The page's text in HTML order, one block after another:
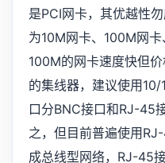
是PCI网卡，其优越性
为10M网卡、100M网卡
100M的网卡速度快但
的集线器，建议使用
口分BNC接口和RJ-45
之，但目前普遍使用
成总线型网络，RJ-45